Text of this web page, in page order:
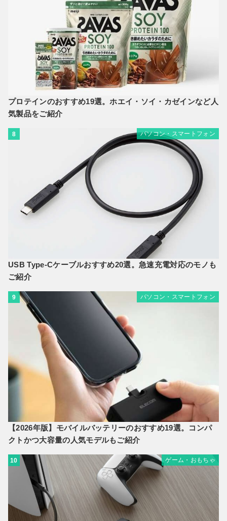
プロテインのおすすめ19選。ホエイ・ソイ・カゼインなど人
気製品をご紹介
8 パソコン・スマートフォン
USB Type-Cケーブルおすすめ20選。急速充電対応のモノも
ご紹介
9 パソコン・スマートフォン
【2026年版】モバイルバッテリーのおすすめ19選。コンパ
クトかつ大容量の人気モデルもご紹介
10 ゲーム・おもちゃ